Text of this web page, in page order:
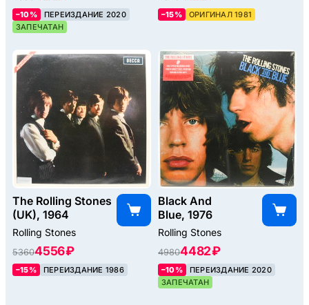
–10%
ПЕРЕИЗДАНИЕ 2020
ЗАПЕЧАТАН
–15% ОРИГИНАЛ 1981
The Rolling Stones
(UK), 1964
Rolling Stones
53604556 ₽
–15% ПЕРЕИЗДАНИЕ 1986
Black And
Blue, 1976
Rolling Stones
49804482 ₽
–10%
ПЕРЕИЗДАНИЕ 2020
ЗАПЕЧАТАН